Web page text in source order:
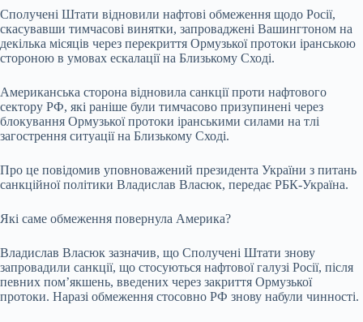
Сполучені Штати відновили нафтові обмеження щодо Росії,
скасувавши тимчасові винятки, запроваджені Вашингтоном на
декілька місяців через перекриття Ормузької протоки іранською
стороною в умовах ескалації на Близькому Сході.
Американська сторона відновила санкції проти нафтового
сектору РФ, які раніше були тимчасово призупинені через
блокування Ормузької протоки іранськими силами на тлі
загострення ситуації на Близькому Сході.
Про це повідомив уповноважений президента України з питань
санкційноїполітики Владислав Власюк, передає РБК-Україна.
Які саме обмеження повернула Америка?
Владислав Власюк зазначив, що Сполучені Штати знову
запровадили санкції, що стосуються нафтової галузі Росії, після
певних пом’якшень, введених через закриття Ормузької
протоки. Наразі обмеження стосовно РФ знову набули чинності.